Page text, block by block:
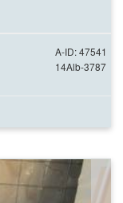
A-ID: 47541
14Alb-3787